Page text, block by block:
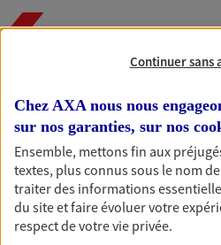
Épargne
Réalisez vos projets grâce à
immobilier, études des
du monde… Épargnez à
simplement, selon votre
Découvrir les offres Épargne
Continuer sans
Chez AXA nous nous
sur nos garanties, sur nos
Ensemble, mettons fin aux
textes, plus connus sous le nom de
traiter des informations
du site et faire évoluer votre
respect de votre vie privée.